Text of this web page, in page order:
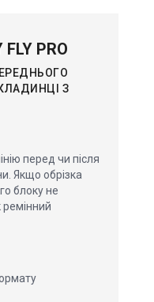
PRO
З
перед чи після
Якщо обрізка
блоку не
ремінний